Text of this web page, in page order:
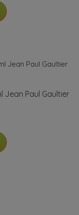
Jean Paul Gaultier